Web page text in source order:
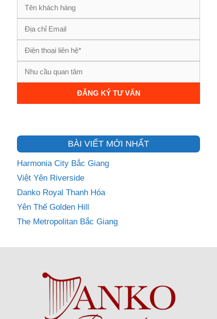
BÀI VIẾT MỚI NHẤT
Harmonia City Bắc Giang
Việt Yên Riverside
Danko Royal Thanh Hóa
Yên Thế Golden Hill
The Metropolitan Bắc Giang